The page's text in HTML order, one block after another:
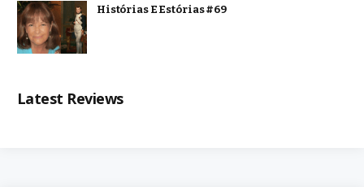
Histórias E Estórias #69
Latest Reviews